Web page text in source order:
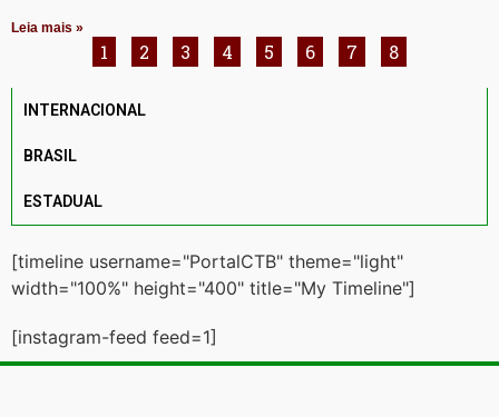
Leia mais »
1 2 3 4 5 6 7 8
INTERNACIONAL
BRASIL
ESTADUAL
[timeline username="PortalCTB" theme="light"
width="100%" height="400" title="My Timeline"]
[instagram-feed feed=1]